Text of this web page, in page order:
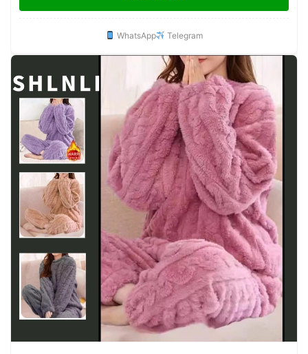
WhatsApp Telegram